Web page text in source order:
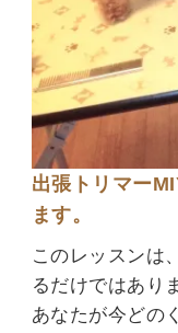
出張トリマー
ます。
このレッスンは
るだけではあり
あなたが今どの